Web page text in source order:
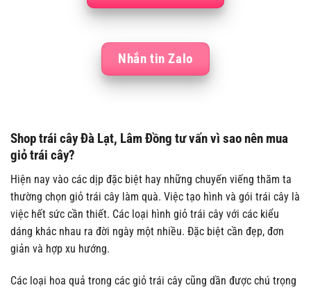
Nhắn tin Zalo
Shop trái cây Đà Lạt, Lâm Đồng tư vấn vì sao nên mua
giỏ trái cây?
Hiện nay vào các dịp đặc biệt hay những chuyến viếng thăm ta
thường chọn giỏ trái cây làm quà. Việc tạo hình và gói trái cây là
việc hết sức cần thiết. Các loại hình giỏ trái cây với các kiểu
dáng khác nhau ra đời ngày một nhiều. Đặc biệt cần đẹp, đơn
giản và hợp xu hướng.
Các loại hoa quả trong các giỏ trái cây cũng dần được chú trọng